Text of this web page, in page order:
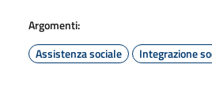
Argomenti:
Assistenza sociale
Integrazione